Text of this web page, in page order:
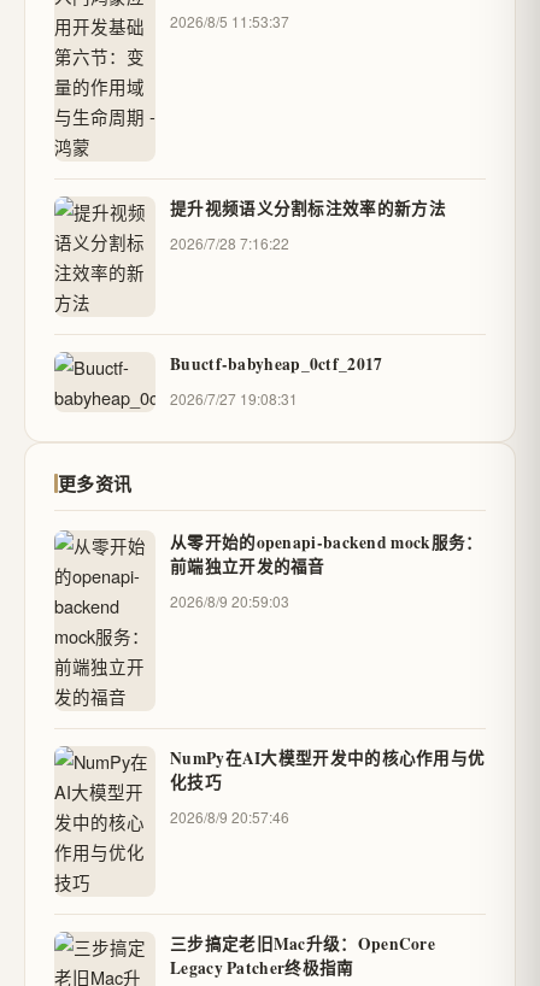
2026/8/5 11:53:37
提升视频语义分割标注效率的新方法
2026/7/28 7:16:22
Buuctf-babyheap_0ctf_2017
2026/7/27 19:08:31
更多资讯
从零开始的openapi-backend mock服务：
前端独立开发的福音
2026/8/9 20:59:03
NumPy在AI大模型开发中的核心作用与优
化技巧
2026/8/9 20:57:46
三步搞定老旧Mac升级：OpenCore
Legacy Patcher终极指南